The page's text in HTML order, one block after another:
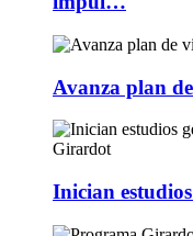
Avanza plan
Inician